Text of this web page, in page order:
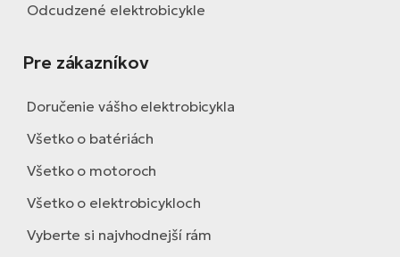
Odcudzené elektrobicykle
Pre zákazníkov
Doručenie vášho elektrobicykla
Všetko o batériách
Všetko o motoroch
Všetko o elektrobicykloch
Vyberte si najvhodnejší rám